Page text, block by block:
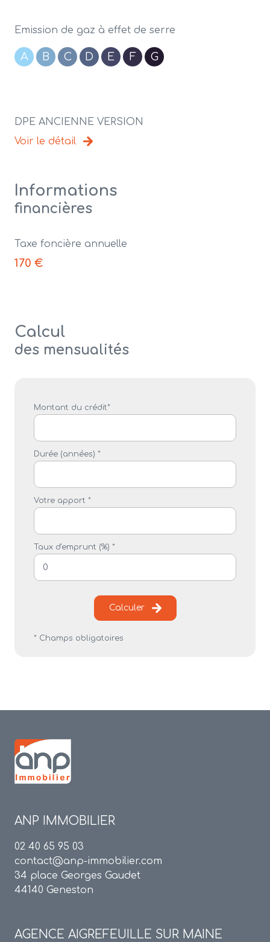
Emission de gaz à effet de serre
A B C D E F G
DPE ANCIENNE VERSION
Voir le détail
Informations
financières
Taxe foncière annuelle
170 €
Calcul
des mensualités
Montant du crédit*
Durée (années) *
Votre apport *
Taux d'emprunt (%) *
Calculer
* Champs obligatoires
ANP IMMOBILIER
02 40 65 95 03
contact@anp-immobilier.com
34 place Georges Gaudet
44140 Geneston
AGENCE AIGREFEUILLE SUR MAINE